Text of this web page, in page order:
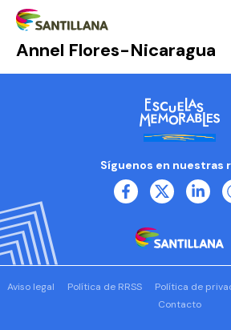
Annel Flores-Nicaragua
Síguenos en nuestras
Aviso legal Política de RRSS Política de
Contacto